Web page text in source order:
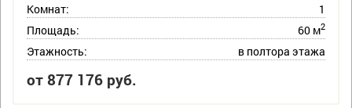
Комнат:
1
Площадь:
60 м2
Этажность: в полтора этажа
от 877 176 руб.